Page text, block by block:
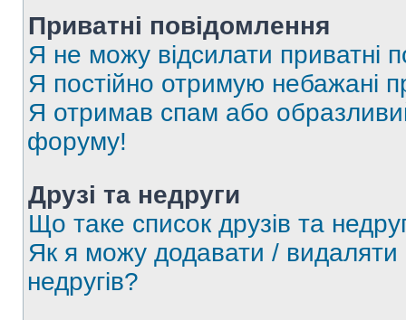
Приватні повідомлення
Я не можу відсилати приватні
Я постійно отримую небажані
Я отримав спам або
форуму!
Друзі та недруги
Що таке список друзів та
Як я можу додавати / видаляти
недругів?